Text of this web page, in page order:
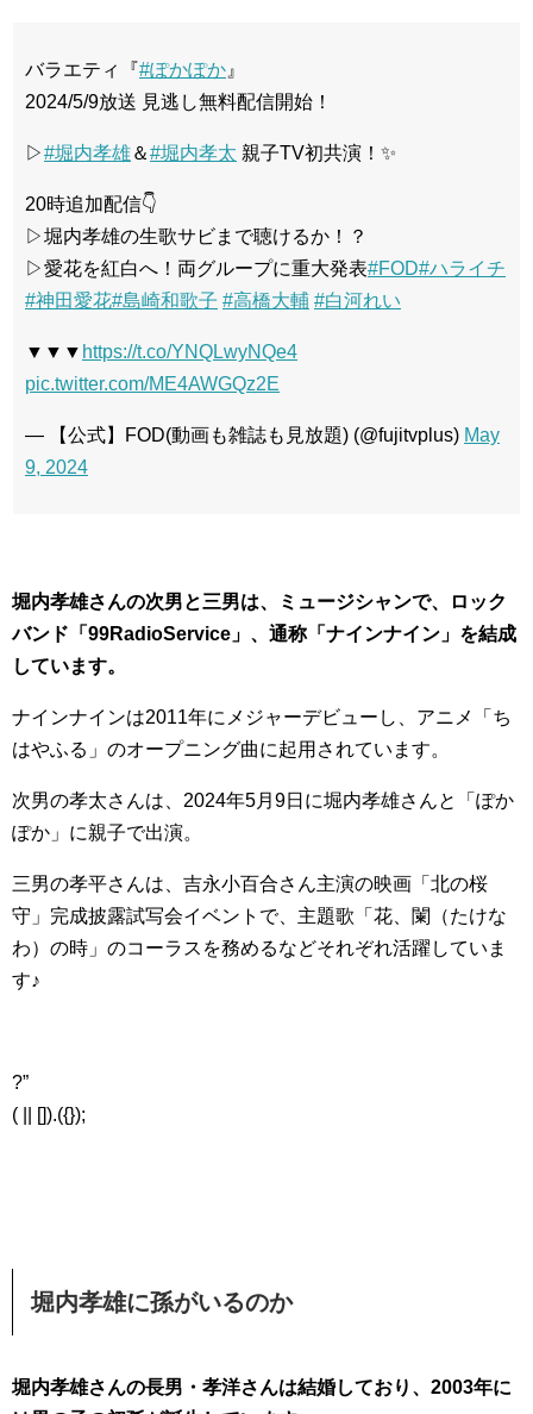
バラエティ『#ぽかぽか 』
2024/5/9放送 見逃し無料配信開始！
▷#堀内孝雄＆#堀内孝太 親子TV初共演！✨
20時追加配信👇
▷堀内孝雄の生歌サビまで聴けるか！？
▷愛花を紅白へ！両グループに重大発表#FOD#ハライチ
#神田愛花#島崎和歌子 #高橋大輔 #白河れい
▼▼▼ https://t.co/YNQLwyNQe4
pic.twitter.com/ME4AWGQz2E
— 【公式】FOD(動画も雑誌も見放題) (@fujitvplus) May
9, 2024
堀内孝雄さんの次男と三男は、ミュージシャンで、ロック
バンド「99RadioService」、通称「ナインナイン」を結成
しています。
ナインナインは2011年にメジャーデビューし、アニメ「ち
はやふる」のオープニング曲に起用されています。
次男の孝太さんは、2024年5月9日に堀内孝雄さんと「ぽか
ぽか」に親子で出演。
三男の孝平さんは、吉永小百合さん主演の映画「北の桜
守」完成披露試写会イベントで、主題歌「花、闌（たけな
わ）の時」のコーラスを務めるなどそれぞれ活躍していま
す♪
?”
( || []).({});
堀内孝雄に孫がいるのか
堀内孝雄さんの長男・孝洋さんは結婚しており、2003年に